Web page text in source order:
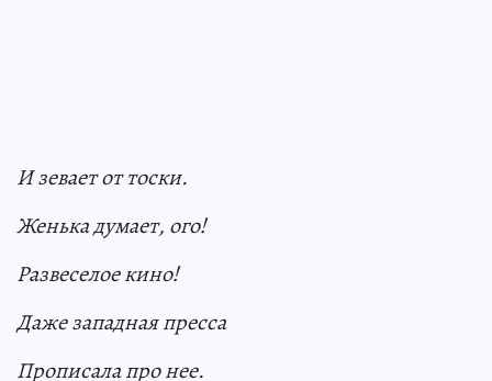
И зевает от тоски.
Женька думает, ого!
Развеселое кино!
Даже западная пресса
Прописала про нее.